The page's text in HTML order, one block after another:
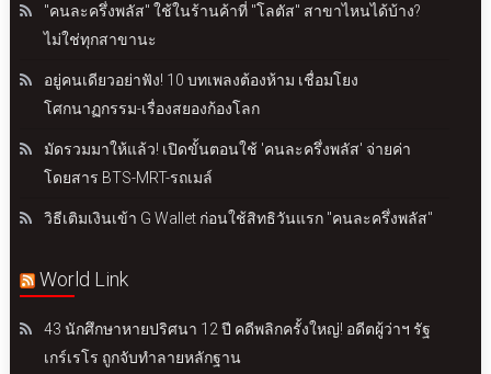
"คนละครึ่งพลัส" ใช้ในร้านค้าที่ "โลตัส" สาขาไหนได้บ้าง?
ไม่ใช่ทุกสาขานะ
อยู่คนเดียวอย่าฟัง! 10 บทเพลงต้องห้าม เชื่อมโยง
โศกนาฏกรรม-เรื่องสยองก้องโลก
มัดรวมมาให้แล้ว! เปิดขั้นตอนใช้ 'คนละครึ่งพลัส' จ่ายค่า
โดยสาร BTS-MRT-รถเมล์
วิธีเติมเงินเข้า G Wallet ก่อนใช้สิทธิวันแรก "คนละครึ่งพลัส"
World Link
43 นักศึกษาหายปริศนา 12 ปี คดีพลิกครั้งใหญ่! อดีตผู้ว่าฯ รัฐ
เกร์เรโร ถูกจับทำลายหลักฐาน